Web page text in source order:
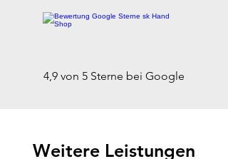
4,9 von 5 Sterne bei Google
Weitere Leistungen